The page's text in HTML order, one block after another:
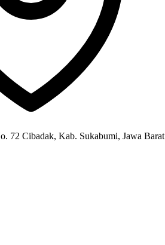
72 Cibadak, Kab. Sukabumi, Jawa Barat